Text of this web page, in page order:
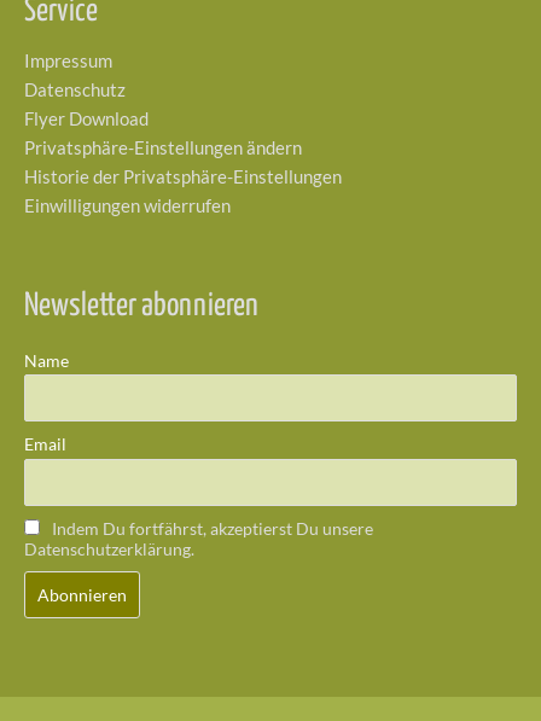
Service
Impressum
Datenschutz
Flyer Download
Privatsphäre-Einstellungen ändern
Historie der Privatsphäre-Einstellungen
Einwilligungen widerrufen
Newsletter abonnieren
Name
Email
Indem Du fortfährst, akzeptierst Du unsere
Datenschutzerklärung.